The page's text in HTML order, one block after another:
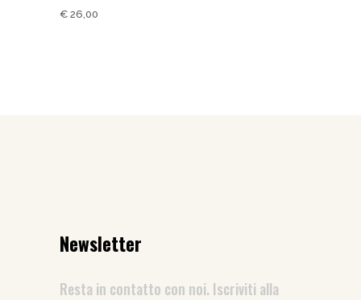
€ 26,00
Newsletter
Resta in contatto con noi. Iscriviti alla